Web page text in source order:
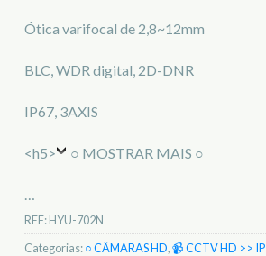
Ótica varifocal de 2,8~12mm
BLC, WDR digital, 2D-DNR
IP67, 3AXIS
<h5> ○ MOSTRAR MAIS ○
REF:HYU-702N
Categorias:○ CÂMARAS HD,📹 CCTV HD >> IP